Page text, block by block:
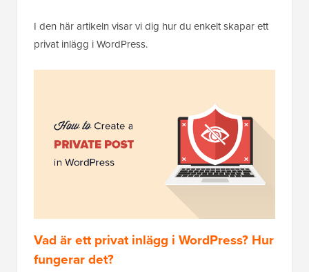
I den här artikeln visar vi dig hur du enkelt skapar ett
privat inlägg i WordPress.
Vad är ett privat inlägg i WordPress? Hur
fungerar det?